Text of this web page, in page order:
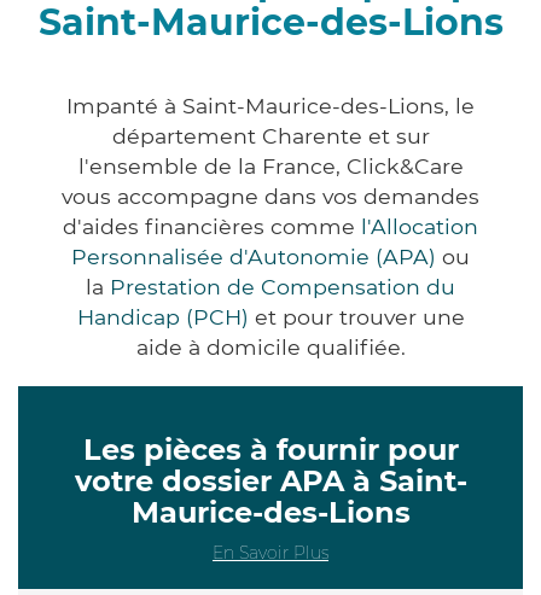
Saint-Maurice-des-Lions
Impanté à Saint-Maurice-des-Lions, le
département Charente et sur
l'ensemble de la France, Click&Care
vous accompagne dans vos demandes
d'aides financières comme l'Allocation
Personnalisée d'Autonomie (APA) ou
la Prestation de Compensation du
Handicap (PCH) et pour trouver une
aide à domicile qualifiée.
Les pièces à fournir pour
votre dossier APA à Saint-
Maurice-des-Lions
En Savoir Plus